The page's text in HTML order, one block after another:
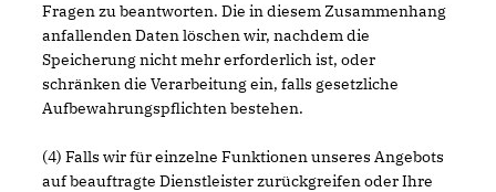
Fragen zu beantworten. Die in diesem Zusammenhang
anfallenden Daten löschen wir, nachdem die
Speicherung nicht mehr erforderlich ist, oder
schränken die Verarbeitung ein, falls gesetzliche
Aufbewahrungspflichten bestehen.
(4) Falls wir für einzelne Funktionen unseres Angebots
auf beauftragte Dienstleister zurückgreifen oder Ihre